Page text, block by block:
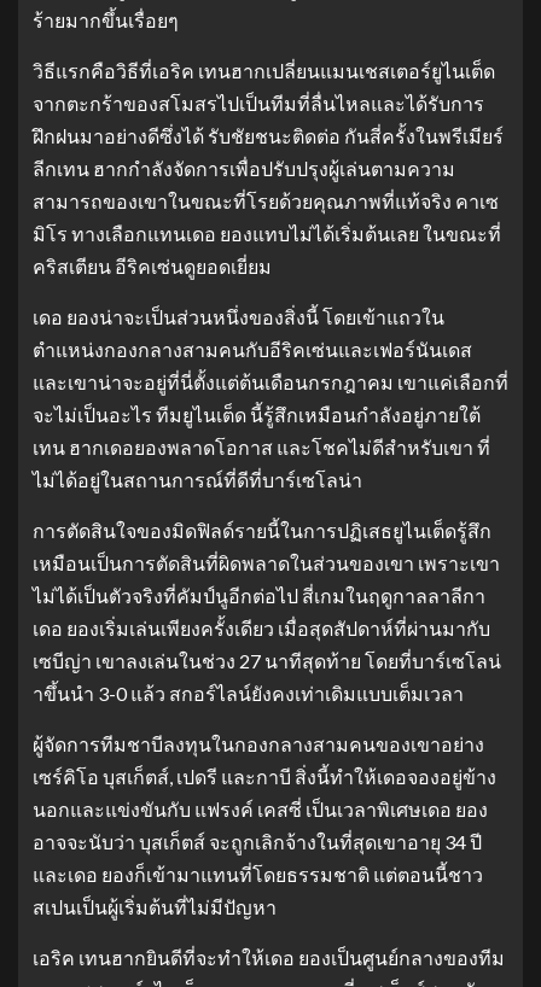
ร้ายมากขึ้นเรื่อยๆ
วิธีแรกคือวิธีที่เอริค เทนฮากเปลี่ยนแมนเชสเตอร์ยูไนเต็ด
จากตะกร้าของสโมสรไปเป็นทีมที่ลื่นไหลและได้รับการ
ฝึกฝนมาอย่างดีซึ่งได้ รับชัยชนะติดต่อ กันสี่ครั้งในพรีเมียร์
ลีกเทน ฮากกำลังจัดการเพื่อปรับปรุงผู้เล่นตามความ
สามารถของเขาในขณะที่โรยด้วยคุณภาพที่แท้จริง คาเซ
มิโร ทางเลือกแทนเดอ ยองแทบไม่ได้เริ่มต้นเลย ในขณะที่
คริสเตียน อีริคเซ่นดูยอดเยี่ยม
เดอ ยองน่าจะเป็นส่วนหนึ่งของสิ่งนี้ โดยเข้าแถวใน
ตำแหน่งกองกลางสามคนกับอีริคเซ่นและเฟอร์นันเดส
และเขาน่าจะอยู่ที่นี่ตั้งแต่ต้นเดือนกรกฎาคม เขาแค่เลือกที่
จะไม่เป็นอะไร ทีมยูไนเต็ด นี้รู้สึกเหมือนกำลังอยู่ภายใต้
เทน ฮากเดอยองพลาดโอกาส และโชคไม่ดีสำหรับเขา ที่
ไม่ได้อยู่ในสถานการณ์ที่ดีที่บาร์เซโลน่า
การตัดสินใจของมิดฟิลด์รายนี้ในการปฏิเสธยูไนเต็ดรู้สึก
เหมือนเป็นการตัดสินที่ผิดพลาดในส่วนของเขา เพราะเขา
ไม่ได้เป็นตัวจริงที่คัมป์นูอีกต่อไป สี่เกมในฤดูกาลลาลีกา
เดอ ยองเริ่มเล่นเพียงครั้งเดียว เมื่อสุดสัปดาห์ที่ผ่านมากับ
เซบีญ่า เขาลงเล่นในช่วง 27 นาทีสุดท้าย โดยที่บาร์เซโลน่
าขึ้นนำ 3-0 แล้ว สกอร์ไลน์ยังคงเท่าเดิมแบบเต็มเวลา
ผู้จัดการทีมชาบีลงทุนในกองกลางสามคนของเขาอย่าง
เซร์คิโอ บุสเก็ตส์, เปดรี และกาบี สิ่งนี้ทำให้เดอจองอยู่ข้าง
นอกและแข่งขันกับ แฟรงค์ เคสซี่ เป็นเวลาพิเศษเดอ ยอง
อาจจะนับว่า บุสเก็ตส์ จะถูกเลิกจ้างในที่สุดเขาอายุ 34 ปี
และเดอ ยองก็เข้ามาแทนที่โดยธรรมชาติ แต่ตอนนี้ชาว
สเปนเป็นผู้เริ่มต้นที่ไม่มีปัญหา
เอริค เทนฮากยินดีที่จะทำให้เดอ ยองเป็นศูนย์กลางของทีม